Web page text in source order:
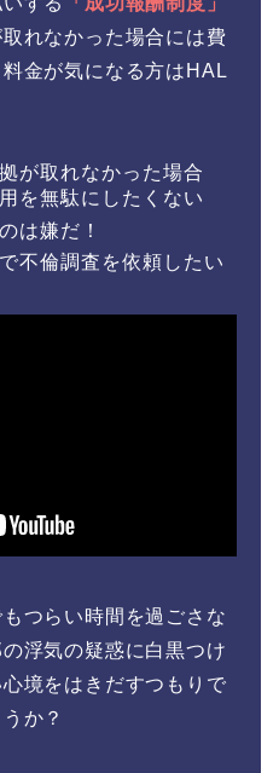
れなかった場合には費
金が気になる方はHAL
が取れなかった場合
を無駄にしたくない
は嫌だ！
不倫調査を依頼したい
つらい時間を過ごさな
浮気の疑惑に白黒つけ
境をはきだすつもりで
か？